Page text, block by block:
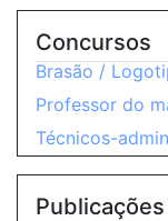
Concursos
Brasão /
Professor do
Técnicos-
Publicações